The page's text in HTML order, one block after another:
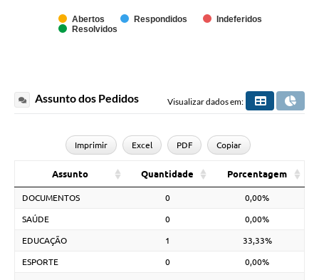
Abertos Respondidos
Indeferidos
Resolvidos
Assunto dos Pedidos Visualizar dados em:
Imprimir Excel PDF Copiar
Assunto Quantidade Porcentagem
DOCUMENTOS 0 0,00%
SAÚDE 0 0,00%
EDUCAÇÃO 1 33,33%
ESPORTE 0 0,00%